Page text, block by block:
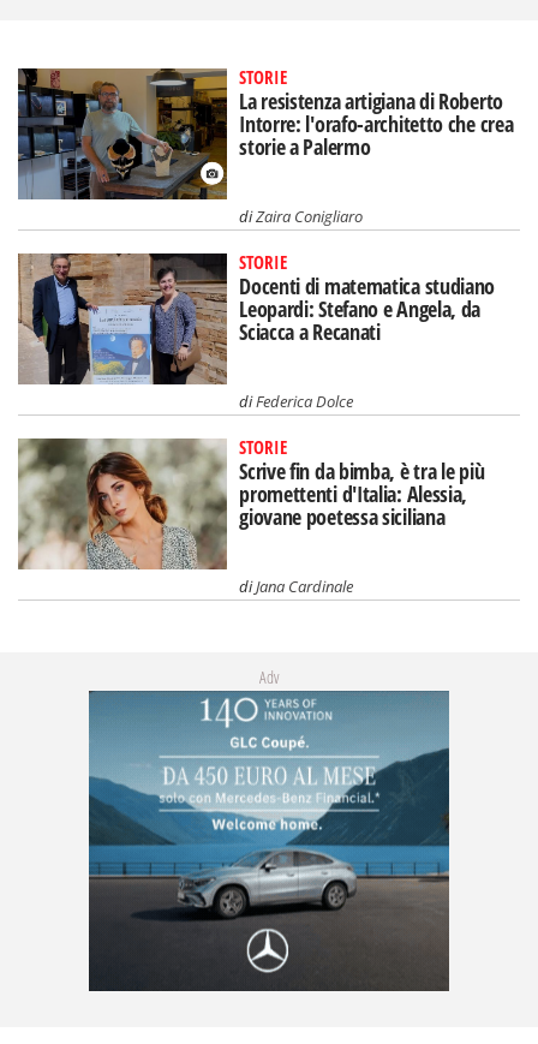
STORIE
La resistenza artigiana di Roberto
Intorre: l'orafo-architetto che crea
storie a Palermo
diZaira Conigliaro
STORIE
Docenti di matematica studiano
Leopardi: Stefano e Angela, da
Sciacca a Recanati
diFederica Dolce
STORIE
Scrive fin da bimba, è tra le più
promettenti d'Italia: Alessia,
giovane poetessa siciliana
diJana Cardinale
Adv